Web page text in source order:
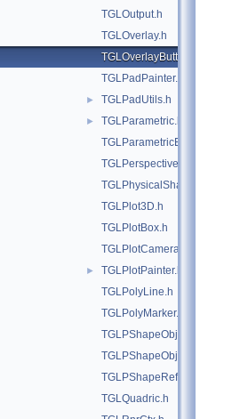
TGLOutput.h
TGLOverlay.h
TGLOverlayButton.h
TGLPadPainter.h
► TGLPadUtils.h
►
TGLParametric.h
TGLParametricEquationGL.h
TGLPerspectiveCamera.h
TGLPhysicalShape.h
TGLPlot3D.h
TGLPlotBox.h
TGLPlotCamera.h
►
TGLPlotPainter.h
TGLPolyLine.h
TGLPolyMarker.h
TGLPShapeObj.h
TGLPShapeObjEditor.h
TGLPShapeRef.h
TGLQuadric.h